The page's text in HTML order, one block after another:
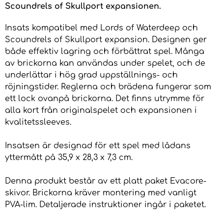
Scoundrels of Skullport expansionen.
Insats kompatibel med Lords of Waterdeep och
Scoundrels of Skullport expansion. Designen ger
både effektiv lagring och förbättrat spel. Många
av brickorna kan användas under spelet, och de
underlättar i hög grad uppställnings- och
röjningstider. Reglerna och brädena fungerar som
ett lock ovanpå brickorna. Det finns utrymme för
alla kort från originalspelet och expansionen i
kvalitetssleeves.
Insatsen är designad för ett spel med lådans
yttermått på 35,9 x 28,3 x 7,3 cm.
Denna produkt består av ett platt paket Evacore-
skivor. Brickorna kräver montering med vanligt
PVA-lim. Detaljerade instruktioner ingår i paketet.